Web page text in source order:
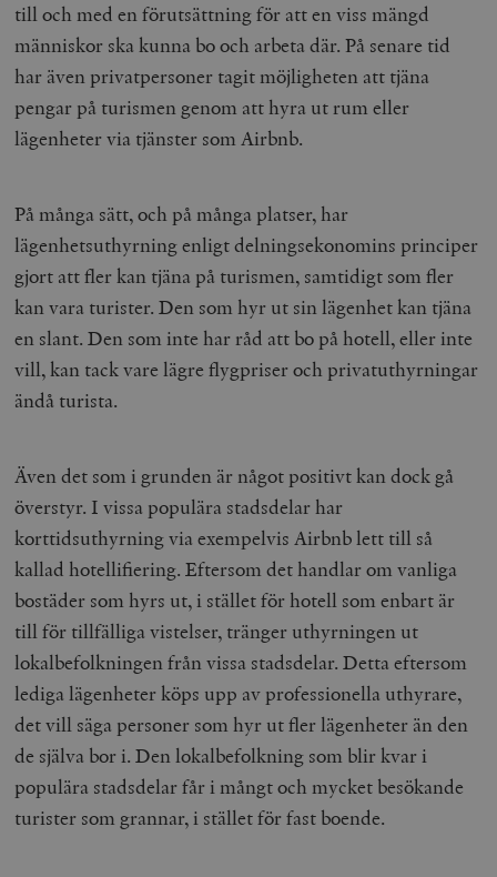
till och med en förutsättning för att en viss mängd
människor ska kunna bo och arbeta där. På senare tid
har även privatpersoner tagit möjligheten att tjäna
pengar på turismen genom att hyra ut rum eller
lägenheter via tjänster som Airbnb.
På många sätt, och på många platser, har
lägenhetsuthyrning enligt delningsekonomins principer
gjort att fler kan tjäna på turismen, samtidigt som fler
kan vara turister. Den som hyr ut sin lägenhet kan tjäna
en slant. Den som inte har råd att bo på hotell, eller inte
vill, kan tack vare lägre flygpriser och privatuthyrningar
ändå turista.
Även det som i grunden är något positivt kan dock gå
överstyr. I vissa populära stadsdelar har
korttidsuthyrning via exempelvis Airbnb lett till så
kallad hotellifiering. Eftersom det handlar om vanliga
bostäder som hyrs ut, i stället för hotell som enbart är
till för tillfälliga vistelser, tränger uthyrningen ut
lokalbefolkningen från vissa stadsdelar. Detta eftersom
lediga lägenheter köps upp av professionella uthyrare,
det vill säga personer som hyr ut fler lägenheter än den
de själva bor i. Den lokalbefolkning som blir kvar i
populära stadsdelar får i mångt och mycket besökande
turister som grannar, i stället för fast boende.